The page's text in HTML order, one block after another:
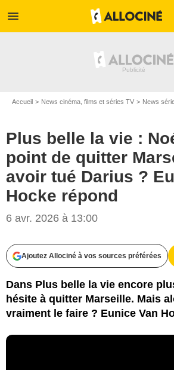
menu
Accueil News cinéma, films et séries TV News
Plus belle la vie :
point de quitter
avoir tué Darius ?
Hocke répond
6 avr. 2026 à 13:00
Ajoutez Allociné à vos sources préférées
Dans Plus belle la vie encore
hésite à quitter Marseille. Mais
vraiment le faire ? Eunice Van